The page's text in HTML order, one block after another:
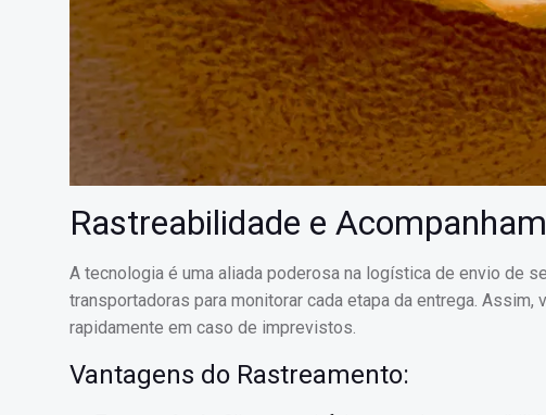
Rastreabilidade e
A tecnologia é uma aliada poderosa na logística de envio de
transportadoras para monitorar cada etapa da entrega.
rapidamente em caso de imprevistos.
Vantagens do Rastreamento: